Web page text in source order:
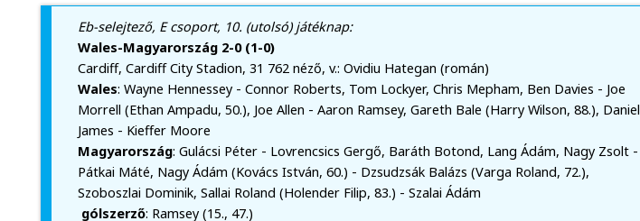
Eb-selejtező, E csoport, 10. (utolsó) játéknap:
Wales-Magyarország 2-0 (1-0)
Cardiff, Cardiff City Stadion, 31 762 néző, v.: Ovidiu Hategan (román)
Wales: Wayne Hennessey - Connor Roberts, Tom Lockyer, Chris Mepham, Ben Davies - Joe
Morrell (Ethan Ampadu, 50.), Joe Allen - Aaron Ramsey, Gareth Bale (Harry Wilson, 88.), Daniel
James - Kieffer Moore
Magyarország: Gulácsi Péter - Lovrencsics Gergő, Baráth Botond, Lang Ádám, Nagy Zsolt -
Pátkai Máté, Nagy Ádám (Kovács István, 60.) - Dzsudzsák Balázs (Varga Roland, 72.),
Szoboszlai Dominik, Sallai Roland (Holender Filip, 83.) - Szalai Ádám
gólszerző: Ramsey (15., 47.)